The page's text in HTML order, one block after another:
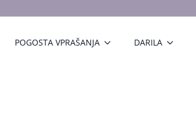
POGOSTA VPRAŠANJA DARILA